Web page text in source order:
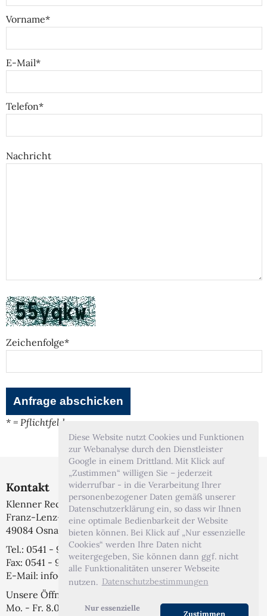
Diese Website nutzt Cookies und Funktionen
zur Webanalyse durch den Dienstleister
Google in einem Drittland. Mit Klick auf
„Zustimmen“ willigen Sie – jederzeit
widerrufbar - in die Verarbeitung Ihrer
personenbezogener Daten gemäß unserer
Datenschutzerklärung ein, so dass wir Ihnen
eine optimale Bedienbarkeit der Website
bieten können. Bei Klick auf „Nur essenzielle
Cookies“ werden Ihre Daten nicht
weitergegeben, Sie können dann ggf. nicht
alle Funktionalitäten unserer Webseite
nutzen. Datenschutzbestimmungen
Nur essenzielle
Zustimmen
Vorname*
E-Mail*
Telefon*
Nachricht
Zeichenfolge*
* = Pflichtfeld
Kontakt
Klenner Rechtsanwälte
Franz-Lenz-Str. 1A
49084 Osnabrück
Tel.: 0541 - 999 7 444
Fax: 0541 - 999 7 44 22
E-Mail: info@klenner-anwaelte.de
Unsere Öffnungszeiten
Mo. - Fr. 8.00 - 13.00 Uhr